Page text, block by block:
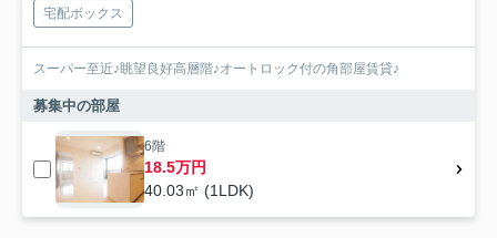
宅配ボックス
スーパー至近♪眺望良好高層階♪オートロック付の角部屋賃貸♪
募集中の部屋
6階
18.5万円
40.03㎡ (1LDK)